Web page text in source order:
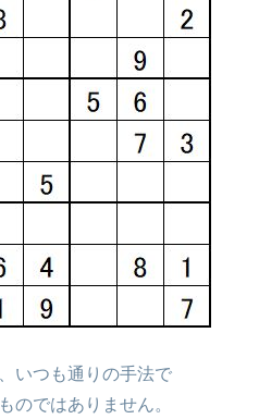
いつも通りの手法で
のではありません。